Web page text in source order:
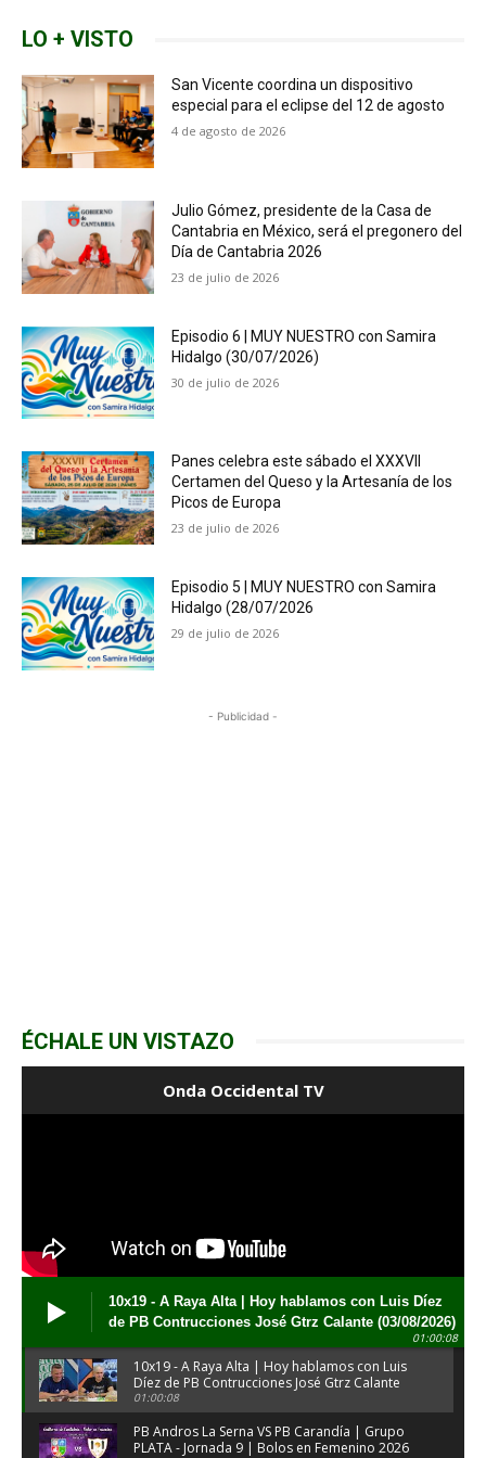
LO + VISTO
San Vicente coordina un dispositivo
especial para el eclipse del 12 de agosto
4 de agosto de 2026
Julio Gómez, presidente de la Casa de
Cantabria en México, será el pregonero del
Día de Cantabria 2026
23 de julio de 2026
Episodio 6 | MUY NUESTRO con Samira
Hidalgo (30/07/2026)
30 de julio de 2026
Panes celebra este sábado el XXXVII
Certamen del Queso y la Artesanía de los
Picos de Europa
23 de julio de 2026
Episodio 5 | MUY NUESTRO con Samira
Hidalgo (28/07/2026
29 de julio de 2026
- Publicidad -
ÉCHALE UN VISTAZO
Onda Occidental TV
10x19 - A Raya Alta | Hoy hablamos con Luis Díez
de PB Contrucciones José Gtrz Calante (03/08/2026)
01:00:08
10x19 - A Raya Alta | Hoy hablamos con Luis
Díez de PB Contrucciones José Gtrz Calante
(03/08/2026)
01:00:08
PB Andros La Serna VS PB Carandía | Grupo
PLATA - Jornada 9 | Bolos en Femenino 2026